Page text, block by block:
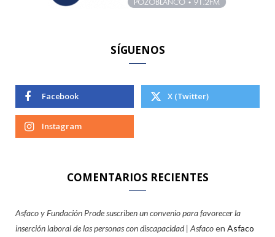
SÍGUENOS
Facebook X (Twitter)
Instagram
COMENTARIOS RECIENTES
Asfaco y Fundación Prode suscriben un convenio para favorecer la
inserción laboral de las personas con discapacidad | Asfacoen Asfaco